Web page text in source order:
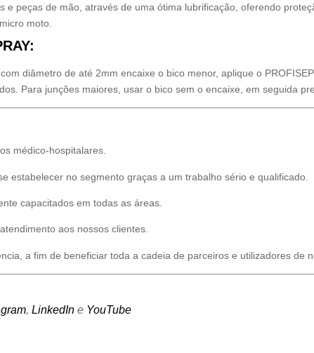
e peças de mão, através de uma ótima lubrificação, oferendo
moto.
diâmetro de até 2mm encaixe o bico menor, aplique o
Para junções maiores, usar o bico sem o encaixe, em seguida
médico-hospitalares.
estabelecer no segmento graças a um trabalho sério e qualificado.
capacitados em todas as áreas.
aos nossos clientes.
a fim de beneficiar toda a cadeia de parceiros e utilizadores de
, LinkedIn e YouTube